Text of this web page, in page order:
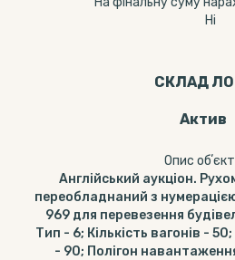
Ні
СКЛАД
Актив
Опис
Англійський аукціон.
переобладнаний з
969 для перевезення
Тип - 6; Кількість вагонів -
- 90; Полігон